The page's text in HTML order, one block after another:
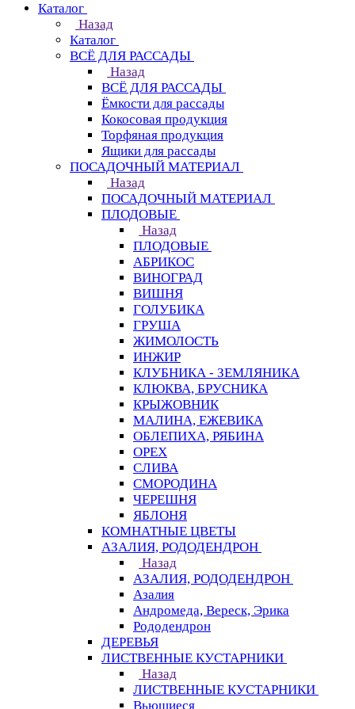
Каталог
Назад
Каталог
ВСЁ ДЛЯ РАССАДЫ
Назад
ВСЁ ДЛЯ РАССАДЫ
Ёмкости для рассады
Кокосовая продукция
Торфяная продукция
Ящики для рассады
ПОСАДОЧНЫЙ МАТЕРИАЛ
Назад
ПОСАДОЧНЫЙ МАТЕРИАЛ
ПЛОДОВЫЕ
Назад
ПЛОДОВЫЕ
АБРИКОС
ВИНОГРАД
ВИШНЯ
ГОЛУБИКА
ГРУША
ЖИМОЛОСТЬ
ИНЖИР
КЛУБНИКА - ЗЕМЛЯНИКА
КЛЮКВА, БРУСНИКА
КРЫЖОВНИК
МАЛИНА, ЕЖЕВИКА
ОБЛЕПИХА, РЯБИНА
ОРЕХ
СЛИВА
СМОРОДИНА
ЧЕРЕШНЯ
ЯБЛОНЯ
КОМНАТНЫЕ ЦВЕТЫ
АЗАЛИЯ, РОДОДЕНДРОН
Назад
АЗАЛИЯ, РОДОДЕНДРОН
Азалия
Андромеда, Вереск, Эрика
Рододендрон
ДЕРЕВЬЯ
ЛИСТВЕННЫЕ КУСТАРНИКИ
Назад
ЛИСТВЕННЫЕ КУСТАРНИКИ
Вьющиеся